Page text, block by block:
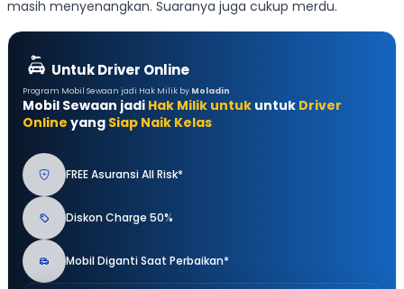
masih menyenangkan. Suaranya juga cukup merdu.
Untuk Driver Online
Program Mobil Sewaan jadi Hak Milik by Moladin
Mobil Sewaan jadi Hak Milik untuk untuk Driver
Online yang Siap Naik Kelas
FREE Asuransi All Risk*
Diskon Charge 50%
Mobil Diganti Saat Perbaikan*